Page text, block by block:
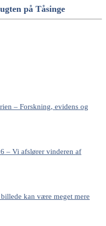
på Tåsinge
– Forskning, evidens og
– Vi afslører vinderen af
kan være meget mere